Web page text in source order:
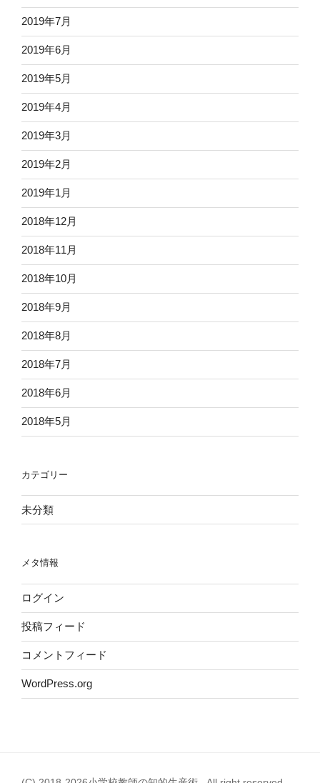
2019年7月
2019年6月
2019年5月
2019年4月
2019年3月
2019年2月
2019年1月
2018年12月
2018年11月
2018年10月
2018年9月
2018年8月
2018年7月
2018年6月
2018年5月
カテゴリー
未分類
メタ情報
ログイン
投稿フィード
コメントフィード
WordPress.org